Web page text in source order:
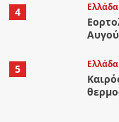
4 Ελλάδα
5 Ελλάδα